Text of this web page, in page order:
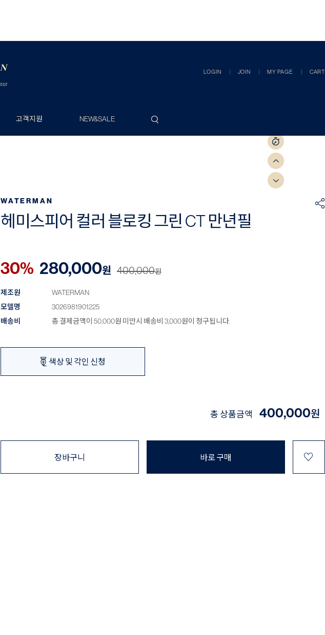
LOGIN JOIN MY PAGE CART
고객지원 NEW&SALE
WATERMAN
헤미스피어 컬러 블로킹 그린 CT 만년필
30% 280,000원 400,000원
제조원
WATERMAN
모델명
3026981901225
배송비
총 결제금액이 50,000원 미만시 배송비 3,000원이 청구됩니다.
색상 및 각인 신청
총 상품금액 400,000원
장바구니 바로 구매 ♡